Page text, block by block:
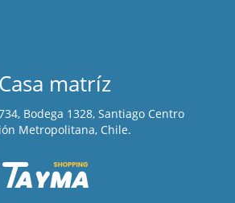
Casa matríz
Bodega 1328, Santiago Centro
Metropolitana, Chile.